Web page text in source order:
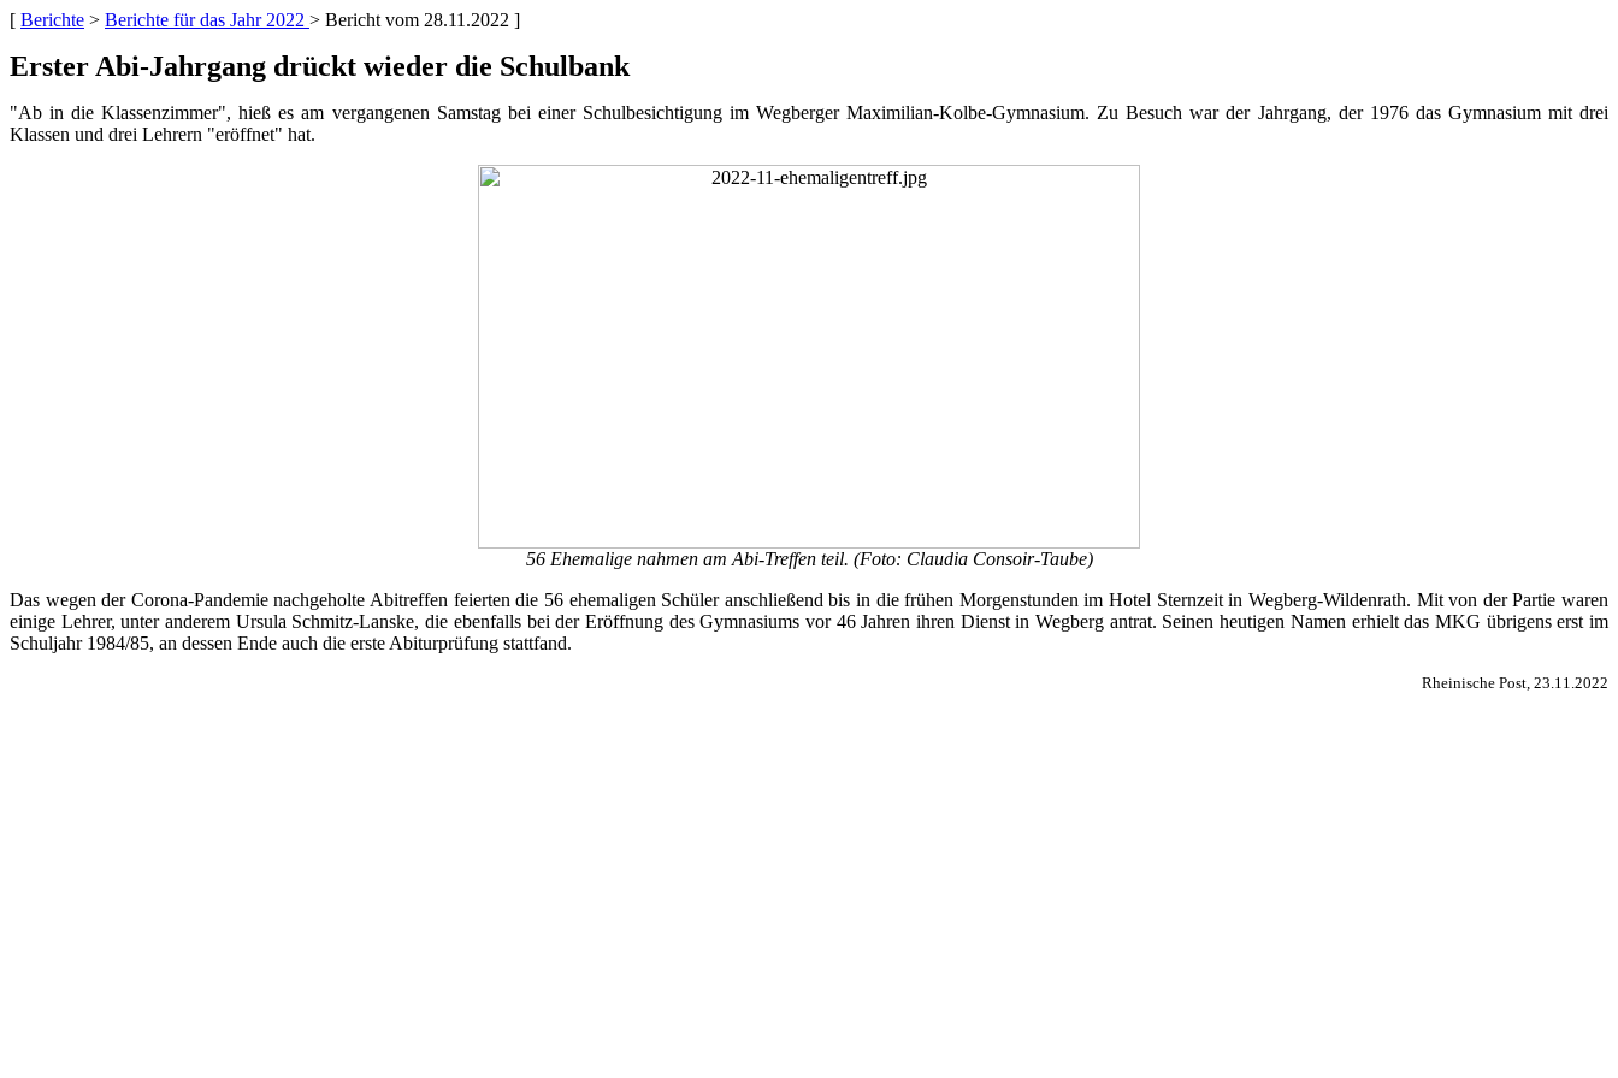
[ Berichte > Berichte für das Jahr 2022 > Bericht vom 28.11.2022 ]
Erster Abi-Jahrgang drückt wieder die Schulbank
"Ab in die Klassenzimmer", hieß es am vergangenen Samstag bei einer Schulbesichtigung im Wegberger Maximilian-Kolbe-Gymnasium. Zu Besuch war der Jahrgang, der 1976 das Gymnasium mit drei
Klassen und drei Lehrern "eröffnet" hat.
56 Ehemalige nahmen am Abi-Treffen teil. (Foto: Claudia Consoir-Taube)
Das wegen der Corona-Pandemie nachgeholte Abitreffen feierten die 56 ehemaligen Schüler anschließend bis in die frühen Morgenstunden im Hotel Sternzeit in Wegberg-Wildenrath. Mit von der Partie waren
einige Lehrer, unter anderem Ursula Schmitz-Lanske, die ebenfalls bei der Eröffnung des Gymnasiums vor 46 Jahren ihren Dienst in Wegberg antrat. Seinen heutigen Namen erhielt das MKG übrigens erst im
Schuljahr 1984/85, an dessen Ende auch die erste Abiturprüfung stattfand.
Rheinische Post, 23.11.2022